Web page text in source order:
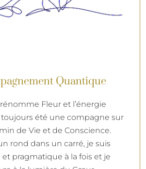
Quantique
Fleur et l’énergie
été une compagne sur
de Vie et de Conscience.
rond dans un carré, je suis
pragmatique à la fois et je